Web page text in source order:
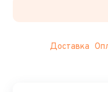
Доставка